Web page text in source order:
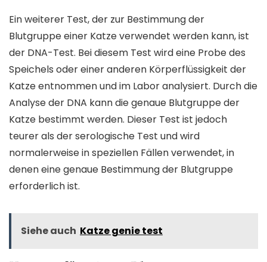
Ein weiterer Test, der zur Bestimmung der
Blutgruppe einer Katze verwendet werden kann, ist
der DNA-Test. Bei diesem Test wird eine Probe des
Speichels oder einer anderen Körperflüssigkeit der
Katze entnommen und im Labor analysiert. Durch die
Analyse der DNA kann die genaue Blutgruppe der
Katze bestimmt werden. Dieser Test ist jedoch
teurer als der serologische Test und wird
normalerweise in speziellen Fällen verwendet, in
denen eine genaue Bestimmung der Blutgruppe
erforderlich ist.
Siehe auch Katze genie test